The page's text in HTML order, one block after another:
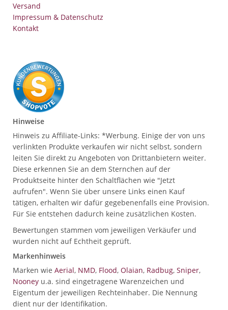
Versand
Impressum & Datenschutz
Kontakt
Hinweise
Hinweis zu Affiliate-Links: *Werbung. Einige der von uns
verlinkten Produkte verkaufen wir nicht selbst, sondern
leiten Sie direkt zu Angeboten von Drittanbietern weiter.
Diese erkennen Sie an dem Sternchen auf der
Produktseite hinter den Schaltflächen wie "Jetzt
aufrufen". Wenn Sie über unsere Links einen Kauf
tätigen, erhalten wir dafür gegebenenfalls eine Provision.
Für Sie entstehen dadurch keine zusätzlichen Kosten.
Bewertungen stammen vom jeweiligen Verkäufer und
wurden nicht auf Echtheit geprüft.
Markenhinweis
Marken wie Aerial, NMD, Flood, Olaian, Radbug, Sniper,
Nooney u.a. sind eingetragene Warenzeichen und
Eigentum der jeweiligen Rechteinhaber. Die Nennung
dient nur der Identifikation.